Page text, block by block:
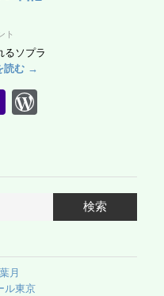
ト
るソプラ
読む →
Y
o
ail
Pr
ss
検索
月
ル東京